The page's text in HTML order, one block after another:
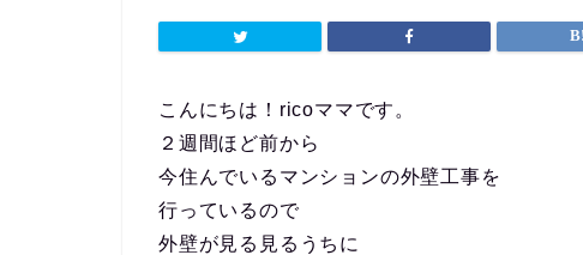
こんにちは！ricoママです。
２週間ほど前から
今住んでいるマンションの外壁工事を
行っているので
外壁が見る見るうちに